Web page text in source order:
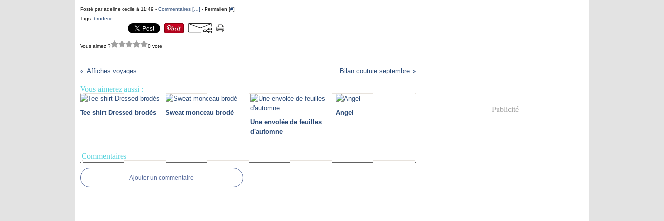
Posté par adeline cecile à 11:49 - Commentaires [ ] - Permalien [#]
Tags: broderie
Vous aimez ? 0 vote
Affiches voyages Bilan couture septembre
Vous aimerez aussi :
Tee shirt Dressed brodés
Sweat monceau brodé
Une envolée de feuilles
d'automne
Angel
Commentaires
Ajouter un commentaire
Publicité